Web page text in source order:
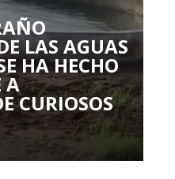
LAS AGUAS
HA HECHO
A
CURIOSOS